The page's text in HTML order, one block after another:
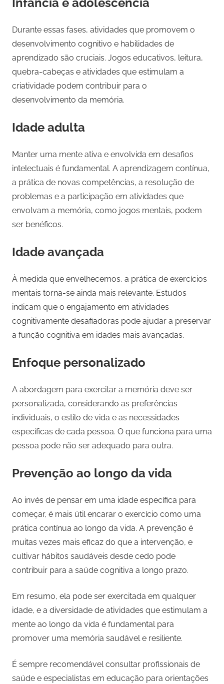
Infância e adolescência
Durante essas fases, atividades que promovem o
desenvolvimento cognitivo e habilidades de
aprendizado são cruciais. Jogos educativos, leitura,
quebra-cabeças e atividades que estimulam a
criatividade podem contribuir para o
desenvolvimento da memória.
Idade adulta
Manter uma mente ativa e envolvida em desafios
intelectuais é fundamental. A aprendizagem contínua,
a prática de novas competências, a resolução de
problemas e a participação em atividades que
envolvam a memória, como jogos mentais, podem
ser benéficos.
Idade avançada
À medida que envelhecemos, a prática de exercícios
mentais torna-se ainda mais relevante. Estudos
indicam que o engajamento em atividades
cognitivamente desafiadoras pode ajudar a preservar
a função cognitiva em idades mais avançadas.
Enfoque personalizado
A abordagem para exercitar a memória deve ser
personalizada, considerando as preferências
individuais, o estilo de vida e as necessidades
específicas de cada pessoa. O que funciona para uma
pessoa pode não ser adequado para outra.
Prevenção ao longo da vida
Ao invés de pensar em uma idade específica para
começar, é mais útil encarar o exercício como uma
prática contínua ao longo da vida. A prevenção é
muitas vezes mais eficaz do que a intervenção, e
cultivar hábitos saudáveis desde cedo pode
contribuir para a saúde cognitiva a longo prazo.
Em resumo, ela pode ser exercitada em qualquer
idade, e a diversidade de atividades que estimulam a
mente ao longo da vida é fundamental para
promover uma memória saudável e resiliente.
É sempre recomendável consultar profissionais de
saúde e especialistas em educação para orientações